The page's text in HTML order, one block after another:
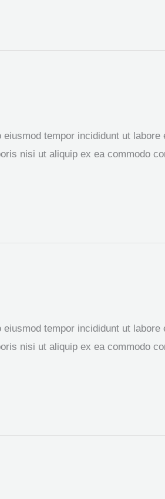
tempor incididunt ut labore
nisi ut aliquip ex ea commodo
tempor incididunt ut labore
nisi ut aliquip ex ea commodo